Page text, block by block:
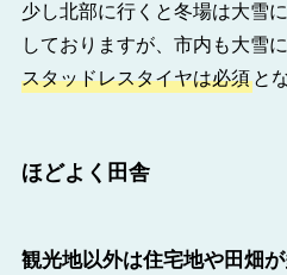
少し北部に行くと冬場は大雪
しておりますが、市内も大雪
スタッドレスタイヤは必須と
ほどよく田舎
観光地以外は住宅地や田畑